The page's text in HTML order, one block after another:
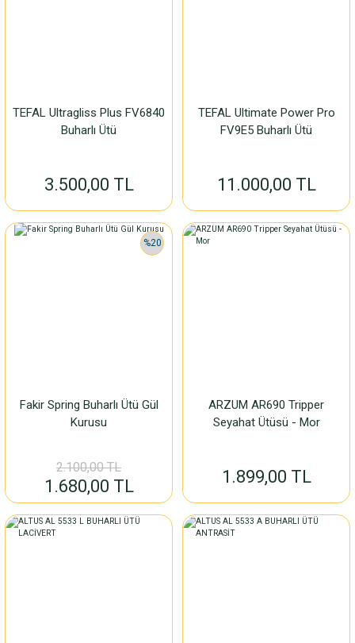
TEFAL Ultragliss Plus FV6840
Buharlı Ütü
3.500,00 TL
TEFAL Ultimate Power Pro
FV9E5 Buharlı Ütü
11.000,00 TL
%20
Fakir Spring Buharlı Ütü Gül
Kurusu
2.100,00 TL
1.680,00 TL
ARZUM AR690 Tripper
Seyahat Ütüsü - Mor
1.899,00 TL